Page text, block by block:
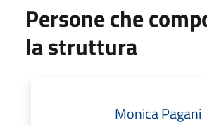
Persone che
la struttura
Monica Pagani